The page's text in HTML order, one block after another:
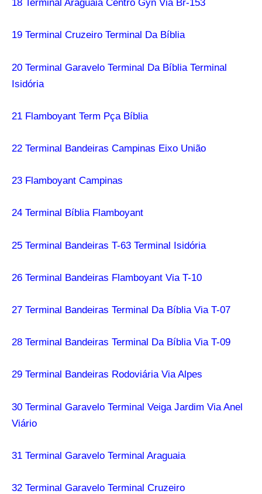
18 Terminal Araguaia Centro Gyn Via Br-153
19 Terminal Cruzeiro Terminal Da Bíblia
20 Terminal Garavelo Terminal Da Bíblia Terminal
Isidória
21 Flamboyant Term Pça Bíblia
22 Terminal Bandeiras Campinas Eixo União
23 Flamboyant Campinas
24 Terminal Bíblia Flamboyant
25 Terminal Bandeiras T-63 Terminal Isidória
26 Terminal Bandeiras Flamboyant Via T-10
27 Terminal Bandeiras Terminal Da Bíblia Via T-07
28 Terminal Bandeiras Terminal Da Bíblia Via T-09
29 Terminal Bandeiras Rodoviária Via Alpes
30 Terminal Garavelo Terminal Veiga Jardim Via Anel
Viário
31 Terminal Garavelo Terminal Araguaia
32 Terminal Garavelo Terminal Cruzeiro